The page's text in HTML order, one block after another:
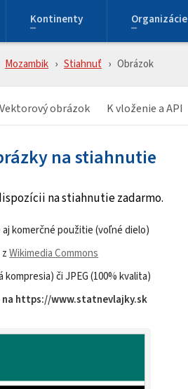
Kontinenty Organizácie
Mozambik Stiahnuť Obrázok
Vektorový obrázok K vloženie a API
na stiahnutie
na stiahnutie zadarmo.
komerčné použitie (voľné dielo)
zWikimedia Commons
či JPEG (100% kvalita)
https://www.statnevlajky.sk